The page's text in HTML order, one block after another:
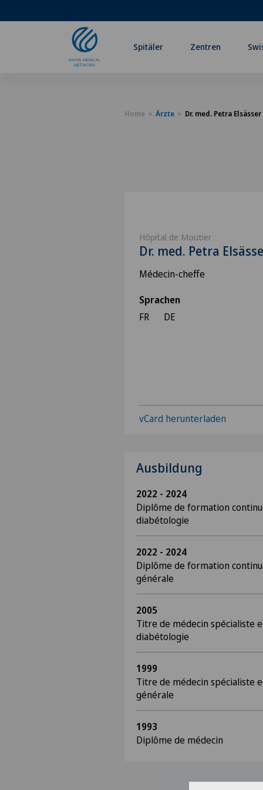
Spitäler Zentren
Home Ärzte Dr. med. Petra Elsässer
Hôpital de Moutier
Dr. med. Petra
Médecin-cheffe
Sprachen
FR
DE
vCard herunterladen
Ausbildung
2022 - 2024
Diplôme de formation
diabétologie
2022 - 2024
Diplôme de formation
générale
2005
Titre de médecin spécialiste
diabétologie
1999
Titre de médecin spécialiste
générale
1993
Diplôme de médecin